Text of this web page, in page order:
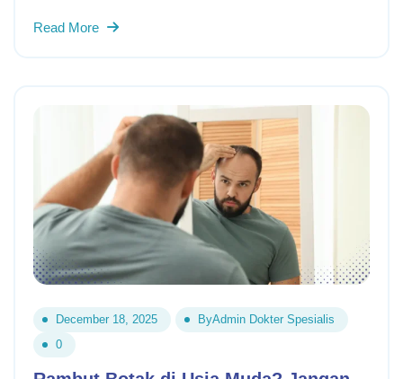
Read More
December 18, 2025 ByAdmin Dokter Spesialis
0